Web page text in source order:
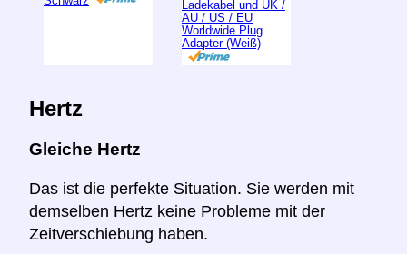
Ladekabel und UK /
AU / US / EU
Worldwide Plug
Adapter (Weiß)
Hertz
Gleiche Hertz
Das ist die perfekte Situation. Sie werden mit
demselben Hertz keine Probleme mit der
Zeitverschiebung haben.